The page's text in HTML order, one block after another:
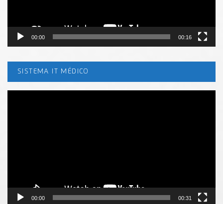
00:00 00:16
SISTEMA IT MÉDICO
00:00 00:31